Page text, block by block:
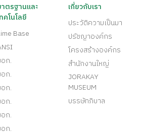
ตรฐานและ
คโนโลยี
Base
ก.
ก.
ก.
ก.
ก.
ก.
เกี่ยวกับเรา
ประวัติความเป็นมา
ปรัชญาองค์กร
โครงสร้างองค์กร
สำนักงานใหญ่
JORAKAY
MUSEUM
บรรษัทภิบาล